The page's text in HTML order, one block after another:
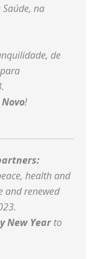
na
de
!
health and
and renewed
New Year to